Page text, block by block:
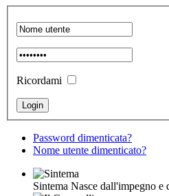
Ricordami
Password dimenticata?
Nome utente dimenticato?
Sintema Nasce dall'impegno e